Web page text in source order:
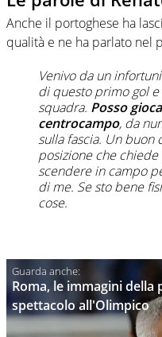
Anche il portoghese ha
qualità e ne ha parlato nel
Venivo da un
di questo primo gol
squadra. Posso
centrocampo, da
sulla fascia. Un buon
posizione che chiede
scendere in campo
di me. Se sto bene
cose.
Roma, le immagini
spettacolo all'Olimpico